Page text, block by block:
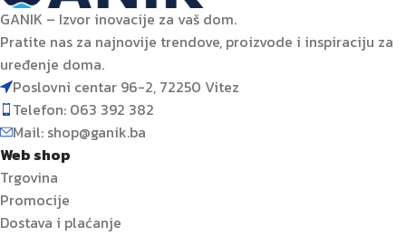
GANIK – Izvor inovacije za vaš dom.
Pratite nas za najnovije trendove, proizvode i inspiraciju za
uređenje doma.
Poslovni centar 96-2, 72250 Vitez
Telefon: 063 392 382
Mail: shop@ganik.ba
Web shop
Trgovina
Promocije
Dostava i plaćanje